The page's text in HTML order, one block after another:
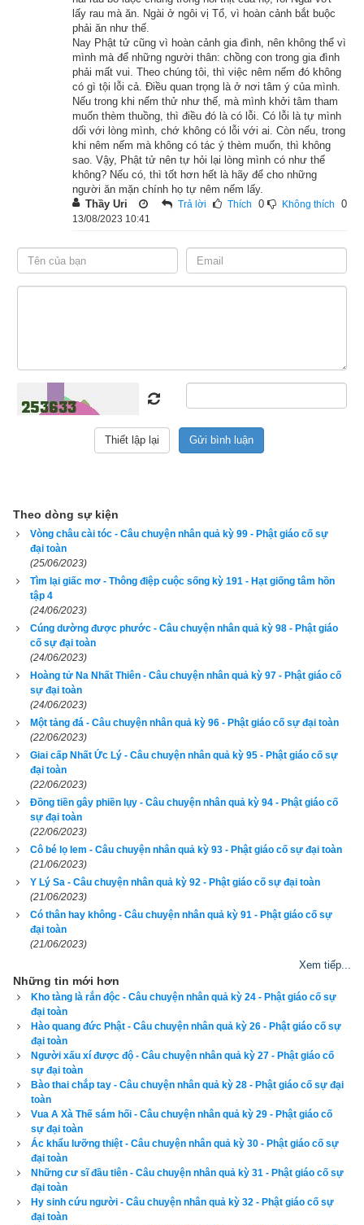
Do hoàng phi Nguyệt Minh sắp lìa dương thế nên tướng suy
đã hiển lộ ra, vua Ưu Đạt biết được nên cứ thật tình mà nói.
Hoàng phi Nguyệt Minh nghe nói thế, không có vẻ sợ hãi một
chút nào, trả lời nhà vua một cách khoan thai:
– Xin đại vương đừng vì thế mà đau khổ, đức Phật đã từng
nói rằng “ở trên cao thì có lúc rơi xuống thấp, có tồn tại thì
phải có lúc tiêu diệt, có hợp thì có tan, có sinh phải có tử”. Đó
là những đạo lý nhất định mà không một người nào có thể
thoát được. Nếu đại vương nghĩ đến chín năm tình nghĩa vợ
chồng của đôi ta, thì xin đại vương cho phép thiếp xuất gia tu
điều kiện như thế, và hoàng phi thì vì muốn đạt tới mục đích
của mình là xuất gia tu hành, nên vui lòng chấp thuận.
Hoàng phi Nguyệt Minh xuất gia rồi, nhưng sự thật thì vẫn còn
hoàng phi bị quấy nhiễu không ngừng nên tâm không được an
tĩnh mà lo việc đạo, vì thế bà quyết tâm rời bỏ hoàng cung đi
chỗ khác ẩn tu.
Sau sáu tháng tu hành tinh tấn kham khổ, hoàng phi Nguyệt
Minh chứng được quả thánh A Na Hàm. Ngay chính lúc ấy
sắc thân vô thường của bà bị hoại diệt, nhưng huệ mệnh của
bà thì lại sinh lên cõi trời thuộc Sắc giới.
Khi hoàng phi Nguyệt Minh sinh lên cõi trời thuộc Sắc giới rồi,
bà nhớ đến lời hẹn ước với vua Ưu Đạt ngày trước nên định
trở lại gặp vua. Nhưng một vị hoàng phi chết đi thì có rất nhiều
bà hoàng phi khác được tuyển vào cung, do đó vua Ưu Đạt
lúc ấy đã chìm đắm trong ngũ dục, thật khó mà hóa độ được.
Vì thế bà nghĩ ra một cách: trong đêm sâu yên tịnh, bà hóa ra
thân Dạ Xoa Vương dễ sợ đến nỗi ai nhìn thấy cũng kinh hãi,
tay cầm một con dao dài 5 xích (khoảng 1,6 mét), đứng ngay
trước giường rồng trong phòng ngủ của vua Ưu Đạt.
Khi vua trở mình thức giấc, mở mắt ra nhìn thấy một quỷ sứ
cao to đứng ngay trước mặt thì thất kinh hồn vía. Dạ Xoa
Vương mở miệng nói rằng:
– Ngay bây giờ, cho dù ông có thiên binh vạn mã đi nữa cũng
chẳng tự bảo vệ được, bởi vì tính mệnh của ông đang nằm
trong tay ta. Bây giờ cái chết đang ngay trước mắt, ông tính
làm gì đây?
Vua Ưu Đạt sợ hãi trả lời:
– Tôi chưa từng làm điều gì xấu xa, tôi chỉ biết hướng theo
con đường tốt, con đường lương thiện mà đi. Tôi muốn tu trì
cho tới khi thân tâm tôi được thanh tịnh vô nhiễm, và hy vọng
sinh về cõi thiện lành.
– Tu cho tâm thanh tịnh, đó là một điều có thể nương tựa
lấy rau mà ăn. Ngài ở ngôi vị Tổ, vì hoàn cảnh bắt buộc
phải ăn như thế.
Nay Phật tử cũng vì hoàn cảnh gia đình, nên không thể vì
mình mà để những người thân: chồng con trong gia đình
phải mất vui. Theo chúng tôi, thì việc nêm nếm đó không
có gì tội lỗi cả. Điều quan trọng là ở nơi tâm ý của mình.
Nếu trong khi nếm thử như thế, mà mình khởi tâm tham
muốn thèm thuồng, thì điều đó là có lỗi. Có lỗi là tự mình
dối với lòng mình, chớ không có lỗi với ai. Còn nếu, trong
khi nêm nếm mà không có tác ý thèm muốn, thì không
sao. Vậy, Phật tử nên tự hỏi lại lòng mình có như thế
không? Nếu có, thì tốt hơn hết là hãy để cho những
người ăn mặn chính họ tự nêm nếm lấy.
Thầy Uri
Trả lời Thích 0 Không thích 0
13/08/2023 10:41
Theo dòng sự kiện
Vòng châu cài tóc - Câu chuyện nhân quả kỳ 99 - Phật giáo cố sự
đại toàn
(25/06/2023)
Tìm lại giấc mơ - Thông điệp cuộc sống kỳ 191 - Hạt giống tâm hồn
tập 4
(24/06/2023)
Cúng dường được phước - Câu chuyện nhân quả kỳ 98 - Phật giáo
cố sự đại toàn
(24/06/2023)
Hoàng tử Na Nhất Thiên - Câu chuyện nhân quả kỳ 97 - Phật giáo cố
sự đại toàn
(24/06/2023)
Một tảng đá - Câu chuyện nhân quả kỳ 96 - Phật giáo cố sự đại toàn
(22/06/2023)
Giai cấp Nhất Ức Lý - Câu chuyện nhân quả kỳ 95 - Phật giáo cố sự
đại toàn
(22/06/2023)
Đồng tiền gây phiền lụy - Câu chuyện nhân quả kỳ 94 - Phật giáo cố
sự đại toàn
(22/06/2023)
Cô bé lọ lem - Câu chuyện nhân quả kỳ 93 - Phật giáo cố sự đại toàn
(21/06/2023)
Y Lý Sa - Câu chuyện nhân quả kỳ 92 - Phật giáo cố sự đại toàn
(21/06/2023)
Có thân hay không - Câu chuyện nhân quả kỳ 91 - Phật giáo cố sự
đại toàn
(21/06/2023)
Xem tiếp...
Những tin mới hơn
Kho tàng là rắn độc - Câu chuyện nhân quả kỳ 24 - Phật giáo cố sự
đại toàn
Hào quang đức Phật - Câu chuyện nhân quả kỳ 26 - Phật giáo cố sự
đại toàn
Người xấu xí được độ - Câu chuyện nhân quả kỳ 27 - Phật giáo cố
sự đại toàn
Bào thai chắp tay - Câu chuyện nhân quả kỳ 28 - Phật giáo cố sự đại
toàn
Vua A Xà Thế sám hối - Câu chuyện nhân quả kỳ 29 - Phật giáo cố
sự đại toàn
Ác khẩu lưỡng thiệt - Câu chuyện nhân quả kỳ 30 - Phật giáo cố sự
đại toàn
Những cư sĩ đầu tiên - Câu chuyện nhân quả kỳ 31 - Phật giáo cố sự
đại toàn
Hy sinh cứu người - Câu chuyện nhân quả kỳ 32 - Phật giáo cố sự
đại toàn